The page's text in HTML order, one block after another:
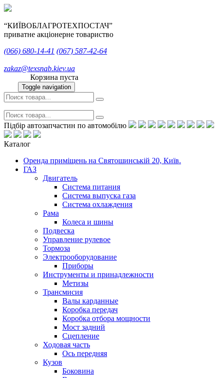
“КИЇВОБЛАГРОТЕХПОСТАЧ”
приватне акціонерне товариство
(066) 680-14-41 (067) 587-42-64
zakaz@texsnab.kiev.ua
Корзина пуста
Toggle navigation
Підбір автозапчастин по автомобілю
Каталог
Оренда приміщень на Святошинській 20, Київ.
ГАЗ
Двигатель
Система питания
Система выпуска газа
Система охлаждения
Рама
Колеса и шины
Подвеска
Управление рулевое
Тормоза
Электрооборудование
Приборы
Инструменты и принадлежности
Метизы
Трансмисия
Валы карданные
Коробка передач
Коробка отбора мощности
Мост задний
Сцепление
Ходовая часть
Ось передняя
Кузов
Боковина